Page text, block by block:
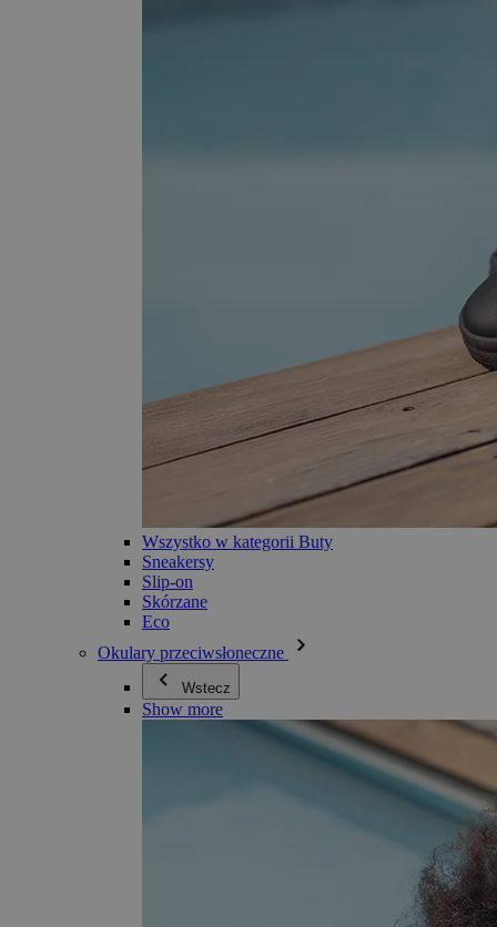
Wszystko w kategorii Buty
Sneakersy
Slip-on
Skórzane
Eco
Okulary przeciwsłoneczne
Wstecz
Show more